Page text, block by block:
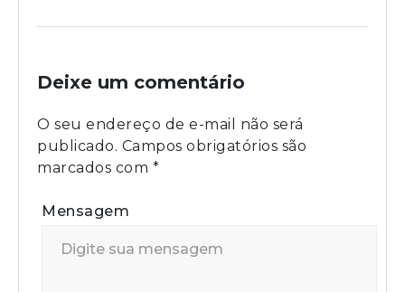
Deixe um comentário
O seu endereço de e-mail não será
publicado. Campos obrigatórios são
marcados com *
Mensagem